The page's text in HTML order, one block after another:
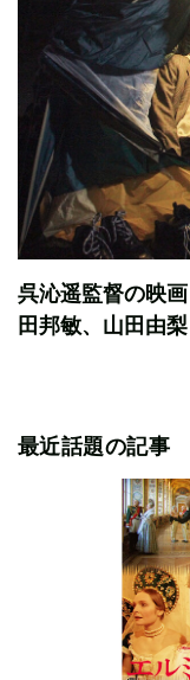
呉沁遥監督の映
田邦敏、山田由
最近話題の記事